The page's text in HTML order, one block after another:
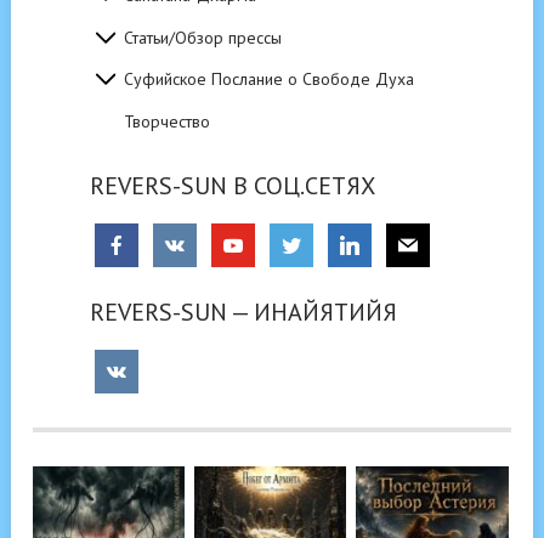
Статьи/Обзор прессы
Суфийское Послание о Свободе Духа
Творчество
REVERS-SUN В СОЦ.СЕТЯХ
REVERS-SUN — ИНАЙЯТИЙЯ